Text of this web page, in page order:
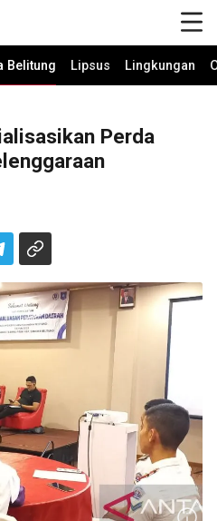
Belitung Lipsus Lingkungan
Perda